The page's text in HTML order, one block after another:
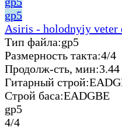
gp5
Asiris - holodnyiy veter
Тип файла:gp5
Размерность такта:4/4
Продолж-сть, мин:3.44
Гитарный строй:
Строй баса:EADGBE
gp5
4/4